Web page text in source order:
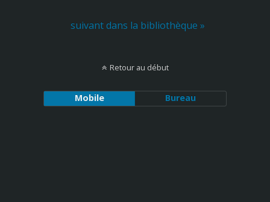
suivant dans la bibliothèque »
Retour au début
Mobile Bureau